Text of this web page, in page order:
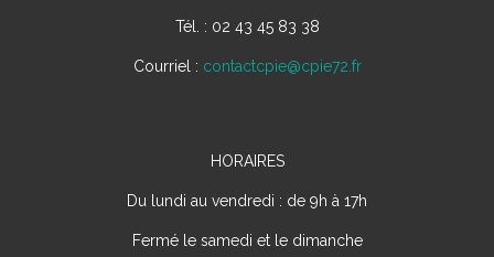
Tél. : 02 43 45 83 38
Courriel : contactcpie@cpie72.fr
HORAIRES
Du lundi au vendredi : de 9h à 17h
Fermé le samedi et le dimanche